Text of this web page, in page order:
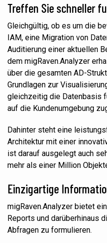
Treffen Sie schneller
Gleichgültig, ob es um die
IAM, eine Migration von
Auditierung einer aktuellen
dem migRaven.Analyzer
über die gesamten AD-
Grundlagen zur
gleichzeitig die Datenbasis
auf die Kundenumgebung
Dahinter steht eine
Architektur mit einer
ist darauf ausgelegt auch
mehr als einer Million
Einzigartige
migRaven.Analyzer bietet
Reports und darüberhinaus
Abfragen zu formulieren.